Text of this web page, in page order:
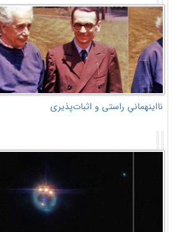
نااینهمانیِ راستی و اثبات‌پذیری